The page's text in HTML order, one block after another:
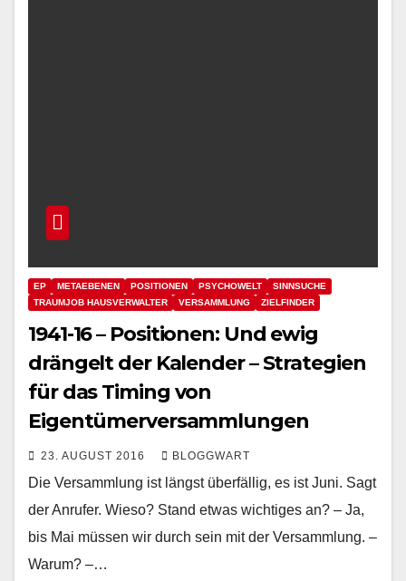
EP METAEBENEN POSITIONEN PSYCHOWELT
SINNSUCHE
TRAUMJOB HAUSVERWALTER
VERSAMMLUNG ZIELFINDER
1941-16 – Positionen: Und ewig
drängelt der Kalender – Strategien
für das Timing von
Eigentümerversammlungen
23. AUGUST 2016 BLOGGWART
Die Versammlung ist längst überfällig, es ist Juni. Sagt
der Anrufer. Wieso? Stand etwas wichtiges an? – Ja,
bis Mai müssen wir durch sein mit der Versammlung. –
Warum? –…